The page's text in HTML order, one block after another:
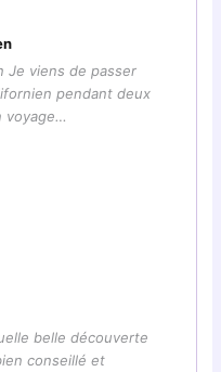
Je viens de passer
pendant deux
voyage…
belle découverte
conseillé et